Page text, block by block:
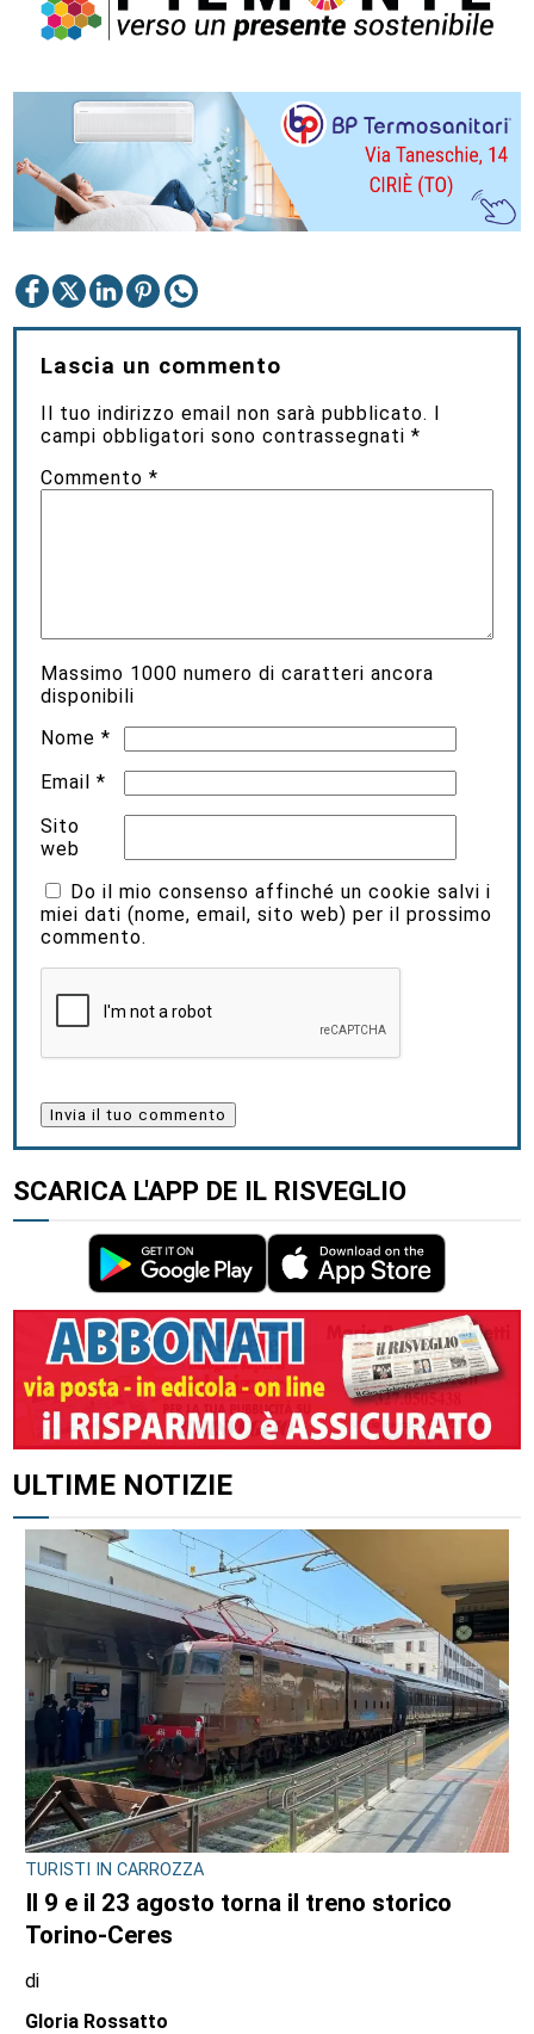
Lascia un commento
Il tuo indirizzo email non sarà pubblicato. I
campi obbligatori sono contrassegnati*
Commento*
Massimo 1000 numero di caratteri ancora
disponibili
Nome*
Email*
Sito
web
Do il mio consenso affinché un cookie salvi i
miei dati (nome, email, sito web) per il prossimo
commento.
SCARICA L'APP DE IL RISVEGLIO
ALTRI ARTICOLI DI QUESTO AUTORE
ULTIME NOTIZIE
TURISTI IN CARROZZA
Il 9 e il 23 agosto torna il treno storico
Torino-Ceres